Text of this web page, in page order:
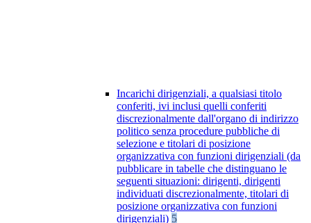
Incarichi dirigenziali, a qualsiasi titolo
conferiti, ivi inclusi quelli conferiti
discrezionalmente dall'organo di indirizzo
politico senza procedure pubbliche di
selezione e titolari di posizione
organizzativa con funzioni dirigenziali (da
pubblicare in tabelle che distinguano le
seguenti situazioni: dirigenti, dirigenti
individuati discrezionalmente, titolari di
posizione organizzativa con funzioni
dirigenziali) 5